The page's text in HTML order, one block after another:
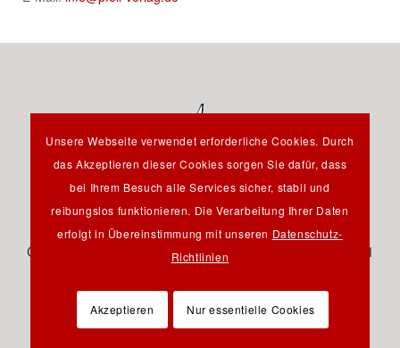
Hauptstraße 12B - 85232 Bergkirchen OT Günding -
Germany - Tel.: +49 8131 61 46 590 - Fax: +49 8131 61
Unsere Webseite verwendet erforderliche Cookies. Durch
das Akzeptieren dieser Cookies sorgen Sie dafür, dass
bei Ihrem Besuch alle Services sicher, stabil und
reibungslos funktionieren. Die Verarbeitung Ihrer Daten
erfolgt in Übereinstimmung mit unseren Datenschutz-
Richtlinien
Akzeptieren Nur essentielle Cookies